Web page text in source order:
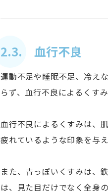
2.3. 血行不良
運動不足や睡眠不足、冷え
らず、血行不良によるくすみ
血行不良によるくすみは、
疲れているような印象を与
また、青っぽいくすみは、
は、見た目だけでなく全身